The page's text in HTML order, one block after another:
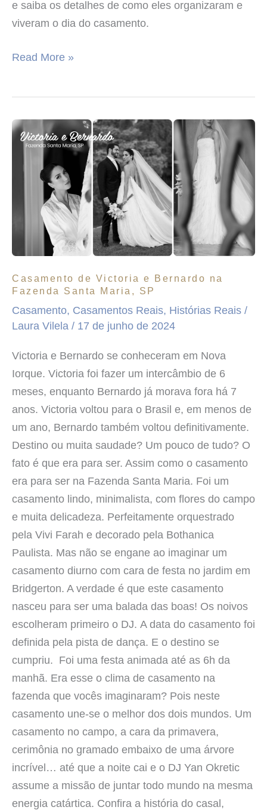
e saiba os detalhes de como eles organizaram e
viveram o dia do casamento.
Read More »
Casamento de Victoria e Bernardo na
Fazenda Santa Maria, SP
Casamento, Casamentos Reais, Histórias Reais /
Laura Vilela / 17 de junho de 2024
Victoria e Bernardo se conheceram em Nova
Iorque. Victoria foi fazer um intercâmbio de 6
meses, enquanto Bernardo já morava fora há 7
anos. Victoria voltou para o Brasil e, em menos de
um ano, Bernardo também voltou definitivamente.
Destino ou muita saudade? Um pouco de tudo? O
fato é que era para ser. Assim como o casamento
era para ser na Fazenda Santa Maria. Foi um
casamento lindo, minimalista, com flores do campo
e muita delicadeza. Perfeitamente orquestrado
pela Vivi Farah e decorado pela Bothanica
Paulista. Mas não se engane ao imaginar um
casamento diurno com cara de festa no jardim em
Bridgerton. A verdade é que este casamento
nasceu para ser uma balada das boas! Os noivos
escolheram primeiro o DJ. A data do casamento foi
definida pela pista de dança. E o destino se
cumpriu. Foi uma festa animada até as 6h da
manhã. Era esse o clima de casamento na
fazenda que vocês imaginaram? Pois neste
casamento une-se o melhor dos dois mundos. Um
casamento no campo, a cara da primavera,
cerimônia no gramado embaixo de uma árvore
incrível… até que a noite cai e o DJ Yan Okretic
assume a missão de juntar todo mundo na mesma
energia catártica. Confira a história do casal,
Casamento
de
Bernardo
Fazenda
Santa
SP